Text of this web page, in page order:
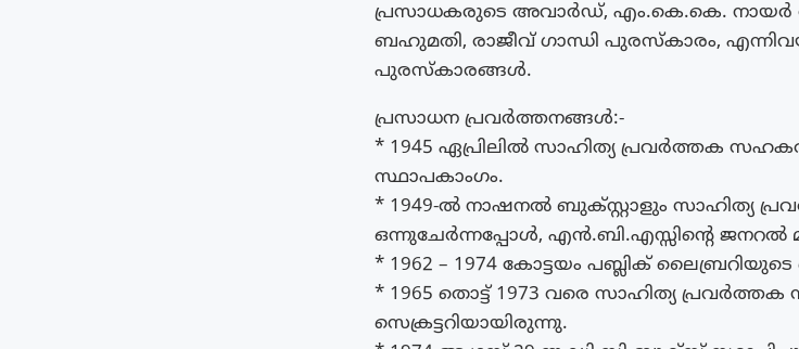
പ്രസാധകരുടെ അവാർഡ്, എം.കെ.കെ.
ബഹുമതി, രാജീവ് ഗാന്ധി പുരസ്‌കാരം,
പുരസ്കാരങ്ങൾ.
പ്രസാധന പ്രവർത്തനങ്ങൾ:-
* 1945 ഏപ്രിലിൽ സാഹിത്യ പ്രവർത്തക
സ്ഥാപകാംഗം.
* 1949-ൽ നാഷനൽ ബുക്സ്റ്റാളും സാഹിത്യ
ഒന്നുചേർന്നപ്പോൾ, എൻ.ബി.എസ്സിന്റെ ജനറൽ
* 1962 – 1974 കോട്ടയം പബ്ലിക് ലൈബ്രറിയുടെ
* 1965 തൊട്ട് 1973 വരെ സാഹിത്യ
സെക്രട്ടറിയായിരുന്നു.